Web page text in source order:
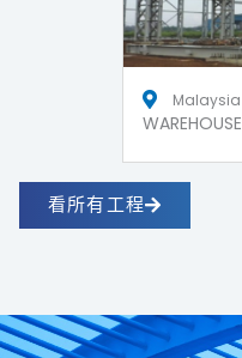
看所有工程
Malaysia
WAREHOUSE